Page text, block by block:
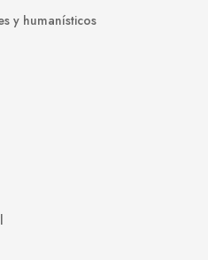
y humanísticos